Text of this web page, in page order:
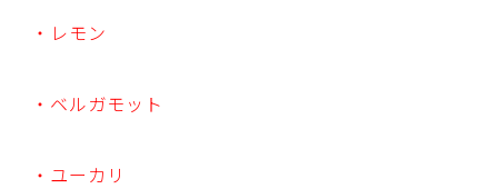
・レモン
・ベルガモット
・ユーカリ